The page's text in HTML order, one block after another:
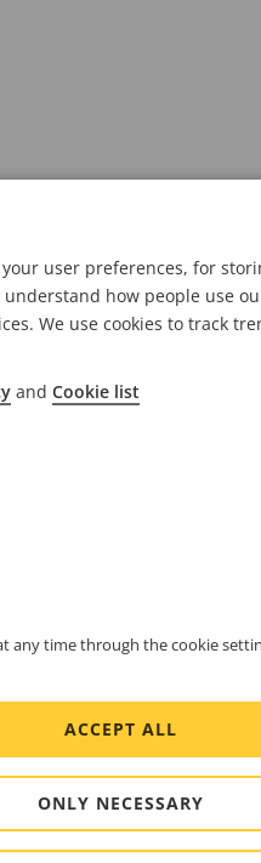
user preferences, for
how people use
We use cookies to track
and Cookie list
any time through the cookie
ACCEPT ALL
ONLY NECESSARY